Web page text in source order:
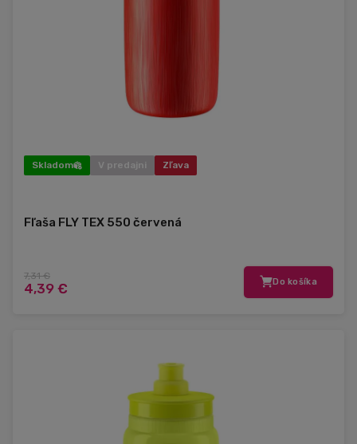
Skladom V predajni Zľava
Fľaša FLY TEX 550 červená
7,31 €
4,39 € Do košíka